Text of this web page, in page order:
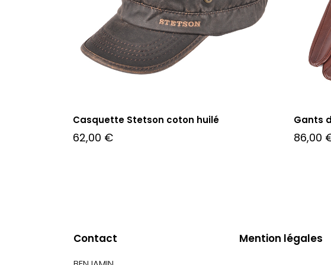
Casquette Stetson coton huilé
62,00 €
Gants
86,00
Contact Mention légales